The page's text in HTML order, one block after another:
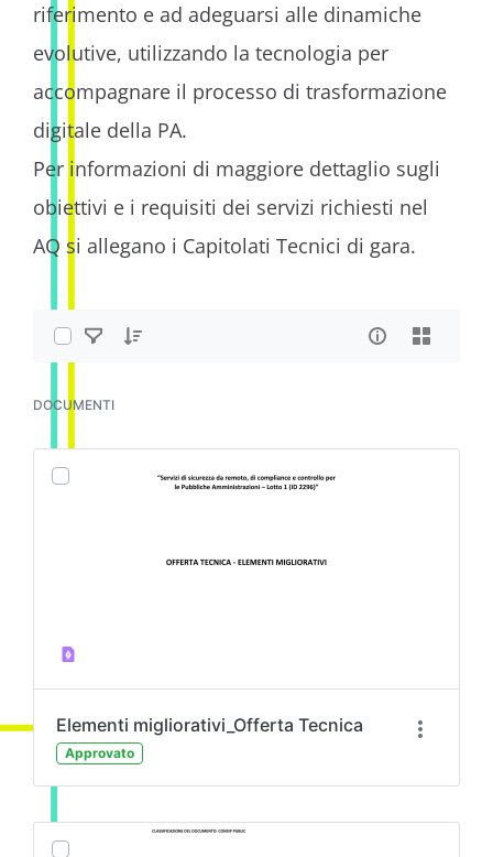
riferimento e ad adeguarsi alle dinamiche
evolutive, utilizzando la tecnologia per
accompagnare il processo di trasformazione
digitale della PA.
Per informazioni di maggiore dettaglio sugli
obiettivi e i requisiti dei servizi richiesti nel
AQ si allegano i Capitolati Tecnici di gara.
DOCUMENTI
Elementi migliorativi_Offerta Tecnica
Approvato